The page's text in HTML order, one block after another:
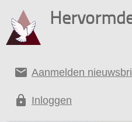
email Aanmelden
lock Inloggen